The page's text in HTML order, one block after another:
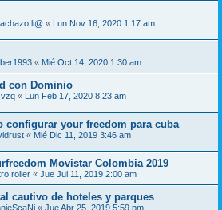
«
Lun Nov 16, 2020 1:17 am
« Mié Oct 14, 2020 1:30 am
con Dominio
«
Lun Feb 17, 2020 8:23 am
configurar your freedom para cuba
« Mié Dic 11, 2019 3:46 am
Movistar Colombia 2019
roller « Jue Jul 11, 2019 2:00 am
cautivo de hoteles y parques
« Jue Abr 25, 2019 5:59 pm